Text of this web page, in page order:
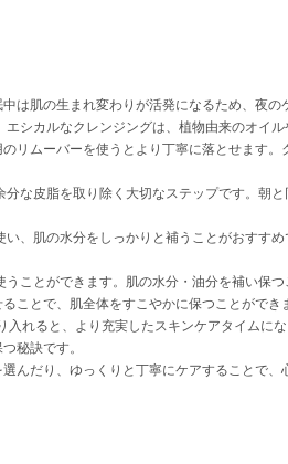
肌の生まれ変わりが活発になるため、夜の
シカルなクレンジングは、植物由来のオイ
リムーバーを使うとより丁寧に落とせます
な皮脂を取り除く大切なステップです。朝
、肌の水分をしっかりと補うことがおすす
ことができます。肌の水分・油分を補い保
ことで、肌全体をすこやかに保つことができ
れると、より充実したスキンケアタイムに
秘訣です。
だり、ゆっくりと丁寧にケアすることで、